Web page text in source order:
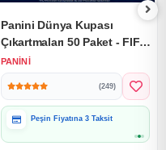
Panini Dünya Kupası
Çıkartmaları 50 Paket - FIFA
World Cup 2026 Çıkartma
Paketi
PANINI
(249)
Hediye Paketine Uygun